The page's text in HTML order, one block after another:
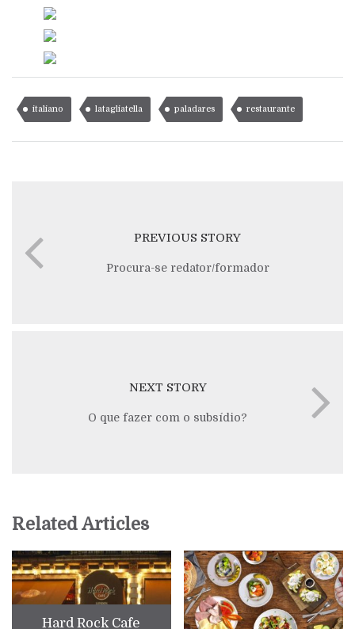
italiano latagliatella paladares restaurante
PREVIOUS STORY
Procura-se redator/formador
NEXT STORY
O que fazer com o subsídio?
Related Articles
Hard Rock Cafe